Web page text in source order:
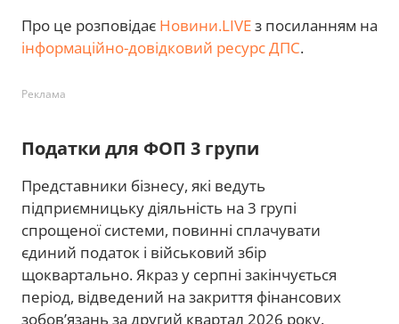
Про це розповідає Новини.LIVEз посиланням на
інформаційно-довідковий ресурс ДПС.
Реклама
Податки для ФОП 3 групи
Представники бізнесу, які ведуть
підприємницьку діяльність на 3 групі
спрощеної системи, повинні сплачувати
єдиний податок і військовий збір
щоквартально. Якраз у серпні закінчується
період, відведений на закриття фінансових
зобов’язань за другий квартал 2026 року.